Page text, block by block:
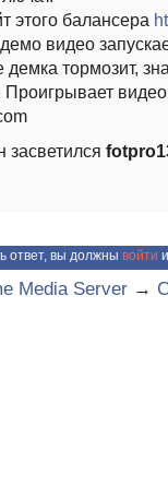
этого балансера
видео
демка тормозит,
Проигрывает
ответ, вы должны войти
Media Server →